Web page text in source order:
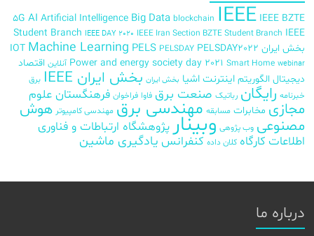
5G AI Artificial Intelligence Big Data blockchain IEEE IEEE BZTE
Student Branch IEEE DAY 2020 IEEE Iran Section BZTE Student Branch IEEE
بخش ایران
IOT Machine Learning PELS PELSDAY PELSDAY2022
Power and energy society day 2021 Smart Home webinar آنلاین اقتصاد
دیجیتال الگوریتم اینترنت اشیا بخش ایران بخش ایران IEEE
برق
خبرنامه رایگان رباتیک صنعت برق فاوا فراخوان فرهنگستان علوم
مجازی مخابرات مسابقه مهندسی برق مهندسی کامپیوتر هوش
مصنوعی وب پژوهی وبینارپژوهشگاه ارتباطات و فناوری
اطلاعات کارگاه کلان داده کنفرانس یادگیری ماشین
درباره ما